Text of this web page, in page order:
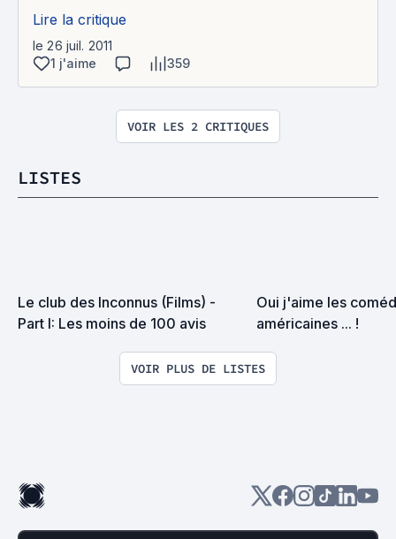
Lire la critique
le 26 juil. 2011
1 j'aime
359
VOIR LES 2 CRITIQUES
LISTES
Le club des Inconnus (Films) -
Part I: Les moins de 100 avis
Oui j'aime les
américaines ... !
VOIR PLUS DE LISTES